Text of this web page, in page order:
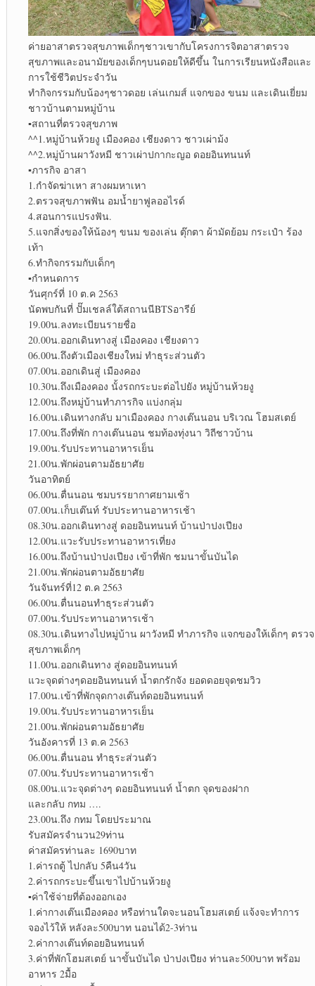
ค่ายอาสาตรวจสุขภาพเด็กๆชาวเขากับโครงการจิตอาสาตรวจ
สุขภาพและอนามัยของเด็กๆบนดอยให้ดีขึ้น ในการเรียนหนังสือและ
การใช้ชีวิตประจำวัน
ทำกิจกรรมกับน้องๆชาวดอย เล่นเกมส์ แจกของ ขนม และเดินเยี่ยม
ชาวบ้านตามหมู่บ้าน
▪︎สถานที่ตรวจสุขภาพ
^^1.หมู่บ้านห้วยงู เมืองคอง เชียงดาว ชาวเผ่าม้ง
^^2.หมู่บ้านผาวังหมี ชาวเผ่าปกากะญอ ดอยอินทนนท์
▪︎ภารกิจ อาสา
1.กำจัดฆ่าเหา สางผมหาเหา
2.ตรวจสุขภาพฟัน อมน้ำยาฟูลออไรด์
4.สอนการแปรงฟัน.
5.แจกสิ่งของให้น้องๆ ขนม ของเล่น ตุ๊กตา ผ้ามัดย้อม กระเป๋า ร้อง
เท้า
6.ทำกิจกรรมกับเด็กๆ
▪︎กำหนดการ
วันศุกร์ที่ 10 ต.ค 2563
นัดพบกันที่ ปั๊มเชลล์ใต้สถานนีBTSอารีย์
19.00น.ลงทะเบียนรายชื่อ
20.00น.ออกเดินทางสู่ เมืองคอง เชียงดาว
06.00น.ถึงตัวเมืองเชียงใหม่ ทำธุระส่วนตัว
07.00น.ออกเดินสู่ เมืองคอง
10.30น.ถึงเมืองคอง นั้งรถกระบะต่อไปยัง หมู่บ้านห้วยงู
12.00น.ถึงหมู่บ้านทำภารกิจ แบ่งกลุ่ม
16.00น.เดินทางกลับ มาเมืองคอง กางเต๊นนอน บริเวณ โฮมสเตย์
17.00น.ถึงที่พัก กางเต๊นนอน ชมท้องทุ่งนา วิถีชาวบ้าน
19.00น.รับประทานอาหารเย็น
21.00น.พักผ่อนตามอัธยาศัย
วันอาทิตย์
06.00น.ตื่นนอน ชมบรรยากาศยามเช้า
07.00น.เก็บเต๊นท์ รับประทานอาหารเช้า
08.30น.ออกเดินทางสู่ ดอยอินทนนท์ บ้านป่าปงเปียง
12.00น.แวะรับประทานอาหารเที่ยง
16.00น.ถึงบ้านป่าปงเปียง เข้าที่พัก ชมนาขั้นบันได
21.00น.พักผ่อนตามอัธยาศัย
วันจันทร์ที่12 ต.ค 2563
06.00น.ตื่นนอนทำธุระส่วนตัว
07.00น.รับประทานอาหารเช้า
08.30น.เดินทางไปหมู่บ้าน ผาวังหมี ทำภารกิจ แจกของให้เด็กๆ ตรวจ
สุขภาพเด็กๆ
11.00น.ออกเดินทาง สู่ดอยอินทนนท์
แวะจุดต่างๆดอยอินทนนท์ น้ำตกรักจัง ยอดดอยจุดชมวิว
17.00น.เข้าที่พักจุดกางเต๊นท์ดอยอินทนนท์
19.00น.รับประทานอาหารเย็น
21.00น.พักผ่อนตามอัธยาศัย
วันอังคารที่ 13 ต.ค 2563
06.00น.ตื่นนอน ทำธุระส่วนตัว
07.00น.รับประทานอาหารเช้า
08.00น.แวะจุดต่างๆ ดอยอินทนนท์ น้ำตก จุดของฝาก
และกลับ กทม ….
23.00น.ถึง กทม โดยประมาณ
รับสมัครจำนวน29ท่าน
ค่าสมัครท่านละ 1690บาท
1.ค่ารถตู้ ไปกลับ 5คืน4วัน
2.ค่ารถกระบะขึ้นเขาไปบ้านห้วยงู
▪︎ค่าใช้จ่ายที่ต้องออกเอง
1.ค่ากางเต๊นเมืองคอง หรือท่านใดจะนอนโฮมสเตย์ แจ้งจะทำการ
จองไว้ให้ หลังละ500บาท นอนได้2-3ท่าน
2.ค่ากางเต๊นท์ดอยอินทนนท์
3.ค่าที่พักโฮมสเตย์ นาขั้นบันได ป่าปงเปียง ท่านละ500บาท พร้อม
อาหาร 2มื้อ